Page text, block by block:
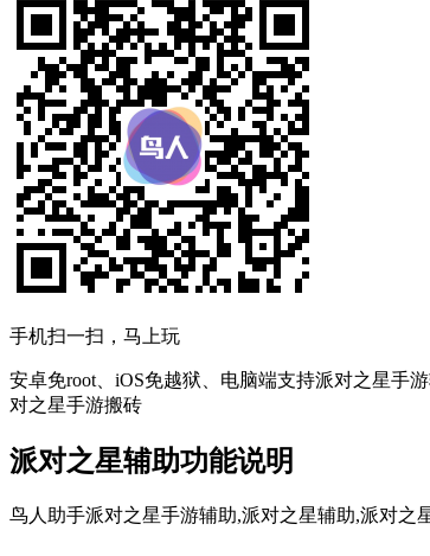
手机扫一扫，马上玩
安卓免root、iOS免越狱、电脑端支持派对之星手
对之星手游搬砖
派对之星辅助功能说明
鸟人助手派对之星手游辅助,派对之星辅助,派对之